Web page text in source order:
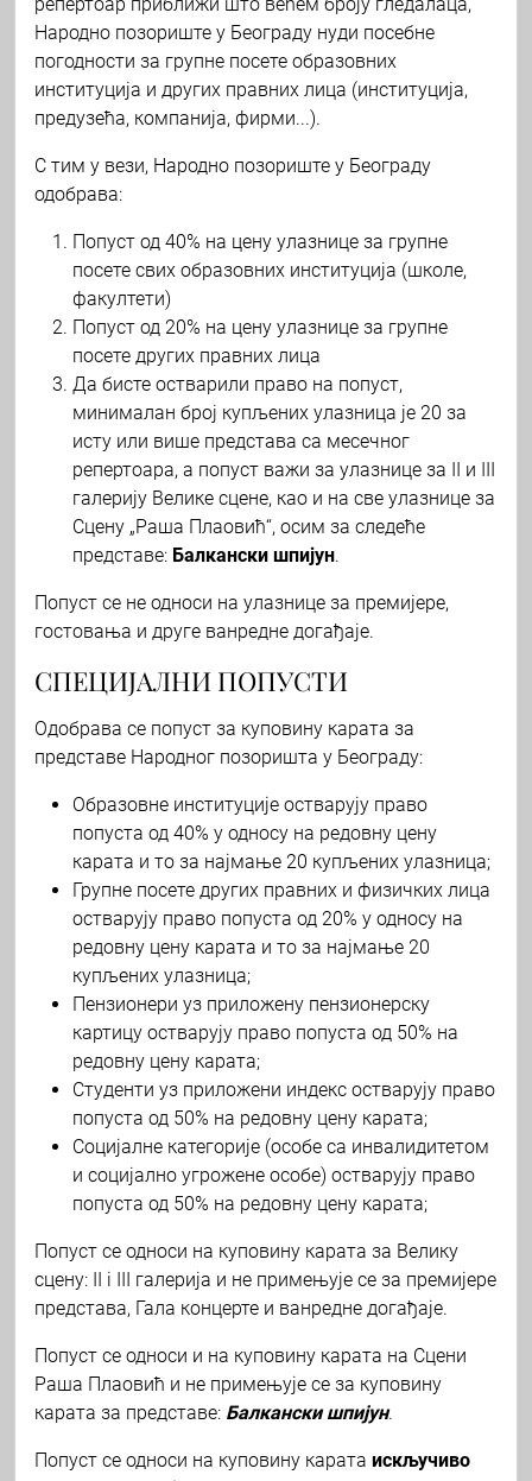
Народно позориште у Београду нуди посебне
погодности за групне посете образовних
институција и других правних лица (институција,
предузећа, компанија, фирми...).
С тим у вези, Народно позориште у Београду
одобрава:
Попуст од 40% на цену улазнице за групне
посете свих образовних институција (школе,
факултети)
Попуст од 20% на цену улазнице за групне
посете других правних лица
Да бисте остварили право на попуст,
минималан број купљених улазница је 20 за
исту или више представа са месечног
репертоара, а попуст важи за улазнице за II и III
галерију Велике сцене, као и на све улазнице за
Сцену „Раша Плаовић“, осим за следеће
представе: Балкански шпијун.
Попуст се не односи на улазнице за премијере,
гостовања и друге ванредне догађаје.
СПЕЦИЈАЛНИ ПОПУСТИ
Одобрава се попуст за куповину карата за
представе Народног позоришта у Београду:
Образовне институције остварују право
попуста од 40% у односу на редовну цену
карата и то за најмање 20 купљених улазница;
Групне посете других правних и физичких лица
остварују право попуста од 20% у односу на
редовну цену карата и то за најмање 20
купљених улазница;
Пензионери уз приложену пензионерску
картицу остварују право попуста од 50% на
редовну цену карата;
Студенти уз приложени индекс остварују право
попуста од 50% на редовну цену карата;
Социјалне категорије (особе са инвалидитетом
и социјално угрожене особе) остварују право
попуста од 50% на редовну цену карата;
Попуст се односи на куповину карата за Велику
сцену: II i III галерија и не примењује се за премијере
представа, Гала концерте и ванредне догађаје.
Попуст се односи и на куповину карата на Сцени
Раша Плаовић и не примењује се за куповину
карата за представе: Балкански шпијун.
Попуст се односи на куповину карата искључиво